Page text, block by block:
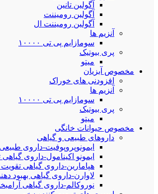
آگولین تانین
آگولین رومیننت
آگولین رومیننت ال
آنزیم ها
سومازایم پی تی ۱۰۰۰۰
پری بیوتیک
میتو
مخصوص آبزیان
افزودنی های خوراک
آنزیم ها
سومازایم پی تی ۱۰۰۰۰
پری بیوتیک
میتو
مخصوص حیوانات خانگی
داروهای طبیعی و گیاهی
ایمونوپروپوفیت-داروی
ایمونو اکینامول-داروی
هپامارین-داروی گیاهی
لاوارن-داروی گیاهی بهبود
نوروکالم-داروی گیاهی